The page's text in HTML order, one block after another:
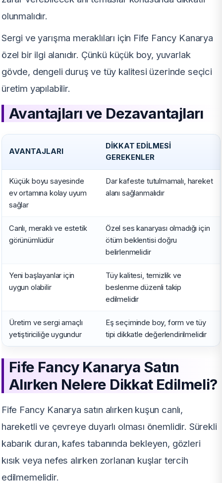
olunmalıdır.
Sergi ve yarışma meraklıları için Fife Fancy Kanarya
özel bir ilgi alanıdır. Çünkü küçük boy, yuvarlak
gövde, dengeli duruş ve tüy kalitesi üzerinde seçici
üretim yapılabilir.
Avantajları ve Dezavantajları
AVANTAJLARI
DIKKAT EDILMESI
GEREKENLER
Küçük boyu sayesinde
ev ortamına kolay uyum
sağlar
Dar kafeste tutulmamalı, hareket
alanı sağlanmalıdır
Canlı, meraklı ve estetik
görünümlüdür
Özel ses kanaryası olmadığı için
ötüm beklentisi doğru
belirlenmelidir
Yeni başlayanlar için
uygun olabilir
Tüy kalitesi, temizlik ve
beslenme düzenli takip
edilmelidir
Üretim ve sergi amaçlı
yetiştiriciliğe uygundur
Eş seçiminde boy, form ve tüy
tipi dikkatle değerlendirilmelidir
Fife Fancy Kanarya Satın
Alırken Nelere Dikkat Edilmeli?
Fife Fancy Kanarya satın alırken kuşun canlı,
hareketli ve çevreye duyarlı olması önemlidir. Sürekli
kabarık duran, kafes tabanında bekleyen, gözleri
kısık veya nefes alırken zorlanan kuşlar tercih
edilmemelidir.